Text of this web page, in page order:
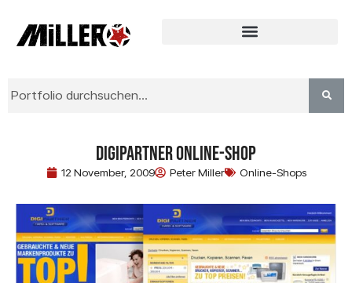
Digipartner Online-Shop
12 November, 2009 Peter Miller Online-Shops